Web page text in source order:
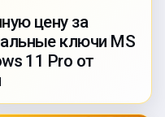
цену за
ключи MS
11 Pro от